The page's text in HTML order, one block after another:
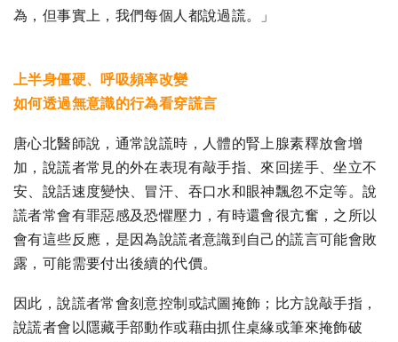
為，但事實上，我們每個人都說過謊。」
上半身僵硬、呼吸頻率改變
如何透過無意識的行為看穿謊言
唐心北醫師說，通常說謊時，人體的腎上腺素釋放會增
加，說謊者常見的外在表現有敲手指、來回搓手、坐立不
安、說話速度變快、冒汗、吞口水和眼神飄忽不定等。說
謊者常會有罪惡感及恐懼壓力，有時還會很亢奮，之所以
會有這些反應，是因為說謊者意識到自己的謊言可能會敗
露，可能需要付出後續的代價。
因此，說謊者常會刻意控制或試圖掩飾；比方說敲手指，
說謊者會以隱藏手部動作或藉由抓住桌緣或筆來掩飾破